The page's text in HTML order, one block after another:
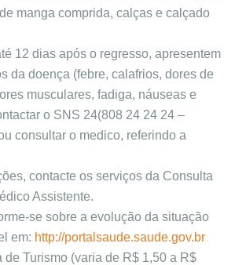
manga comprida, calças e calçado
12 dias após o regresso, apresentem
da doença (febre, calafrios, dores de
musculares, fadiga, náuseas e
o SNS 24(808 24 24 24 –
consultar o medico, referindo a
contacte os serviços da Consulta
Assistente.
se sobre a evolução da situação
em: http://portalsaude.saude.gov.br
de Turismo (varia de R$ 1,50 a R$